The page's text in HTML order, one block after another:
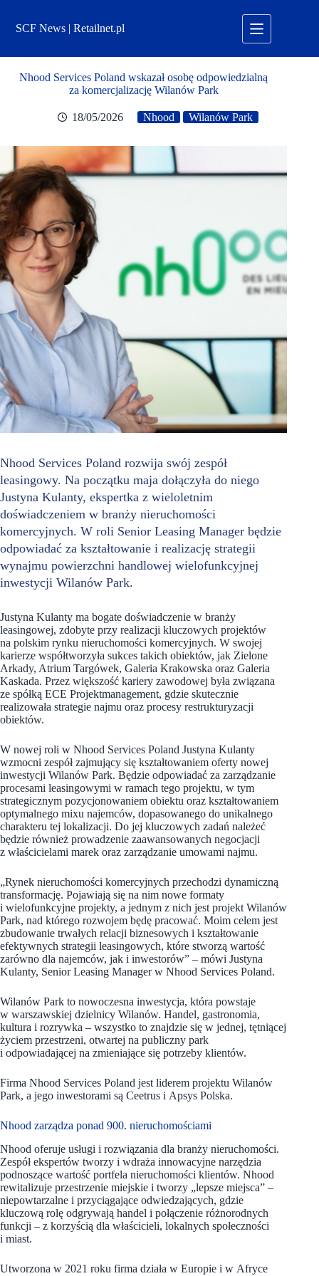
treściSCF News | Retailnet.pl
Nhood Services Poland wskazał osobę odpowiedzialną
za komercjalizację Wilanów Park
18/05/2026 Nhood Wilanów Park
Nhood Services Poland rozwija swój zespół
leasingowy. Na początku maja dołączyła do niego
Justyna Kulanty, ekspertka z wieloletnim
doświadczeniem w branży nieruchomości
komercyjnych. W roli Senior Leasing Manager będzie
odpowiadać za kształtowanie i realizację strategii
wynajmu powierzchni handlowej wielofunkcyjnej
inwestycji Wilanów Park.
Justyna Kulanty ma bogate doświadczenie w branży
leasingowej, zdobyte przy realizacji kluczowych projektów
na polskim rynku nieruchomości komercyjnych. W swojej
karierze współtworzyła sukces takich obiektów, jak Zielone
Arkady, Atrium Targówek, Galeria Krakowska oraz Galeria
Kaskada. Przez większość kariery zawodowej była związana
ze spółką ECE Projektmanagement, gdzie skutecznie
realizowała strategie najmu oraz procesy restrukturyzacji
obiektów.
W nowej roli w Nhood Services Poland Justyna Kulanty
wzmocni zespół zajmujący się kształtowaniem oferty nowej
inwestycji Wilanów Park. Będzie odpowiadać za zarządzanie
procesami leasingowymi w ramach tego projektu, w tym
strategicznym pozycjonowaniem obiektu oraz kształtowaniem
optymalnego mixu najemców, dopasowanego do unikalnego
charakteru tej lokalizacji. Do jej kluczowych zadań należeć
będzie również prowadzenie zaawansowanych negocjacji
z właścicielami marek oraz zarządzanie umowami najmu.
„Rynek nieruchomości komercyjnych przechodzi dynamiczną
transformację. Pojawiają się na nim nowe formaty
i wielofunkcyjne projekty, a jednym z nich jest projekt Wilanów
Park, nad którego rozwojem będę pracować. Moim celem jest
zbudowanie trwałych relacji biznesowych i kształtowanie
efektywnych strategii leasingowych, które stworzą wartość
zarówno dla najemców, jak i inwestorów” – mówi Justyna
Kulanty, Senior Leasing Manager w Nhood Services Poland.
Wilanów Park to nowoczesna inwestycja, która powstaje
w warszawskiej dzielnicy Wilanów. Handel, gastronomia,
kultura i rozrywka – wszystko to znajdzie się w jednej, tętniącej
życiem przestrzeni, otwartej na publiczny park
i odpowiadającej na zmieniające się potrzeby klientów.
Firma Nhood Services Poland jest liderem projektu Wilanów
Park, a jego inwestorami są Ceetrus i Apsys Polska.
Nhood zarządza ponad 900. nieruchomościami
Nhood oferuje usługi i rozwiązania dla branży nieruchomości.
Zespół ekspertów tworzy i wdraża innowacyjne narzędzia
podnoszące wartość portfela nieruchomości klientów. Nhood
rewitalizuje przestrzenie miejskie i tworzy „lepsze miejsca” –
niepowtarzalne i przyciągające odwiedzających, gdzie
kluczową rolę odgrywają handel i połączenie różnorodnych
funkcji – z korzyścią dla właścicieli, lokalnych społeczności
i miast.
Utworzona w 2021 roku firma działa w Europie i w Afryce